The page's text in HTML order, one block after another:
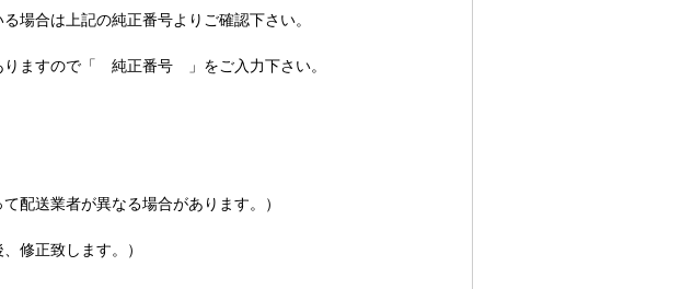
場合は上記の純正番号よりご確認下さい。
りますので「 純正番号 」をご入力下さい。
配送業者が異なる場合があります。）
修正致します。）